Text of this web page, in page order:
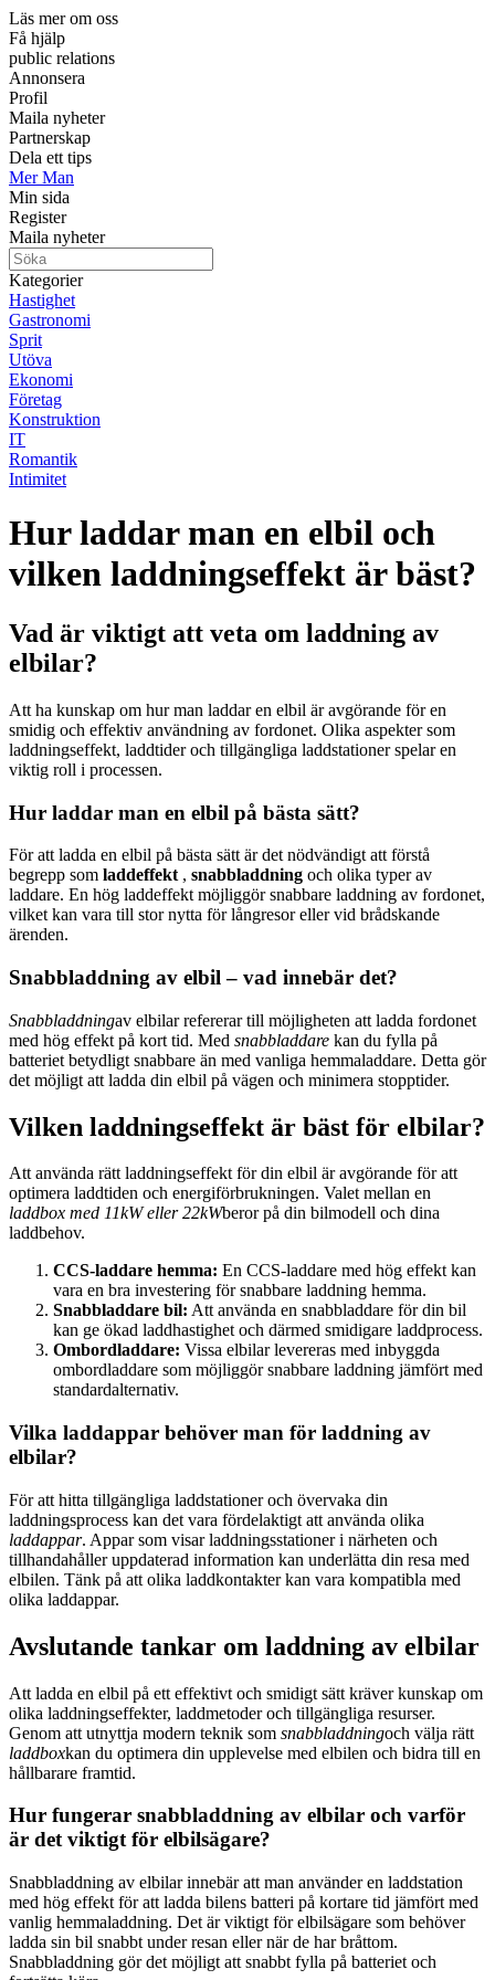
Läs mer om oss
Få hjälp
public relations
Annonsera
Profil
Maila nyheter
Partnerskap
Dela ett tips
Mer Man
Min sida
Register
Maila nyheter
Kategorier
Hastighet
Gastronomi
Sprit
Utöva
Ekonomi
Företag
Konstruktion
IT
Romantik
Intimitet
Hur laddar man en elbil och
vilken laddningseffekt är bäst?
Vad är viktigt att veta om laddning av
elbilar?
Att ha kunskap om hur man laddar en elbil är avgörande för en
smidig och effektiv användning av fordonet. Olika aspekter som
laddningseffekt, laddtider och tillgängliga laddstationer spelar en
viktig roll i processen.
Hur laddar man en elbil på bästa sätt?
För att ladda en elbil på bästa sätt är det nödvändigt att förstå
begrepp som laddeffekt , snabbladdning och olika typer av
laddare. En hög laddeffekt möjliggör snabbare laddning av fordonet,
vilket kan vara till stor nytta för långresor eller vid brådskande
ärenden.
Snabbladdning av elbil – vad innebär det?
Snabbladdningav elbilar refererar till möjligheten att ladda fordonet
med hög effekt på kort tid. Med snabbladdare kan du fylla på
batteriet betydligt snabbare än med vanliga hemmaladdare. Detta gör
det möjligt att ladda din elbil på vägen och minimera stopptider.
Vilken laddningseffekt är bäst för elbilar?
Att använda rätt laddningseffekt för din elbil är avgörande för att
optimera laddtiden och energiförbrukningen. Valet mellan en
laddbox med 11kW eller 22kWberor på din bilmodell och dina
laddbehov.
CCS-laddare hemma: En CCS-laddare med hög effekt kan
vara en bra investering för snabbare laddning hemma.
Snabbladdare bil: Att använda en snabbladdare för din bil
kan ge ökad laddhastighet och därmed smidigare laddprocess.
Ombordladdare: Vissa elbilar levereras med inbyggda
ombordladdare som möjliggör snabbare laddning jämfört med
standardalternativ.
Vilka laddappar behöver man för laddning av
elbilar?
För att hitta tillgängliga laddstationer och övervaka din
laddningsprocess kan det vara fördelaktigt att använda olika
laddappar. Appar som visar laddningsstationer i närheten och
tillhandahåller uppdaterad information kan underlätta din resa med
elbilen. Tänk på att olika laddkontakter kan vara kompatibla med
olika laddappar.
Avslutande tankar om laddning av elbilar
Att ladda en elbil på ett effektivt och smidigt sätt kräver kunskap om
olika laddningseffekter, laddmetoder och tillgängliga resurser.
Genom att utnyttja modern teknik som snabbladdningoch välja rätt
laddboxkan du optimera din upplevelse med elbilen och bidra till en
hållbarare framtid.
Hur fungerar snabbladdning av elbilar och varför
är det viktigt för elbilsägare?
Snabbladdning av elbilar innebär att man använder en laddstation
med hög effekt för att ladda bilens batteri på kortare tid jämfört med
vanlig hemmaladdning. Det är viktigt för elbilsägare som behöver
ladda sin bil snabbt under resan eller när de har bråttom.
Snabbladdning gör det möjligt att snabbt fylla på batteriet och